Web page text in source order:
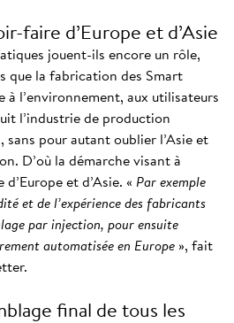
faire d’Europe et d’Asie
jouent-ils encore un rôle,
que la fabrication des Smart
à l’environnement, aux utilisateurs
l’industrie de production
sans pour autant oublier l’Asie et
D’où la démarche visant à
et d’Asie. « Par exemple
et de l’expérience des fabricants
par injection, pour ensuite
automatisée en Europe », fait
final de tous les